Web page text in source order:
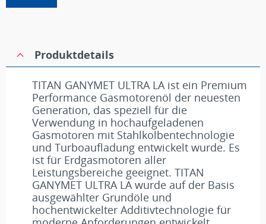
Produktdetails
TITAN GANYMET ULTRA LA ist ein Premium
Performance Gasmotorenöl der neuesten
Generation, das speziell für die
Verwendung in hochaufgeladenen
Gasmotoren mit Stahlkolbentechnologie
und Turboaufladung entwickelt wurde. Es
ist für Erdgasmotoren aller
Leistungsbereiche geeignet. TITAN
GANYMET ULTRA LA wurde auf der Basis
ausgewählter Grundöle und
hochentwickelter Additivtechnologie für